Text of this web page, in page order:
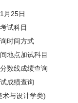
月25日
试科目
时间方式
地点加试科目
数线成绩查询
成绩查询
术与设计学类)